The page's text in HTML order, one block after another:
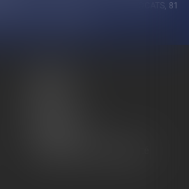
en vous adressant à : ATMOS AVOCATS, 81
marceau, 75008 PARIS